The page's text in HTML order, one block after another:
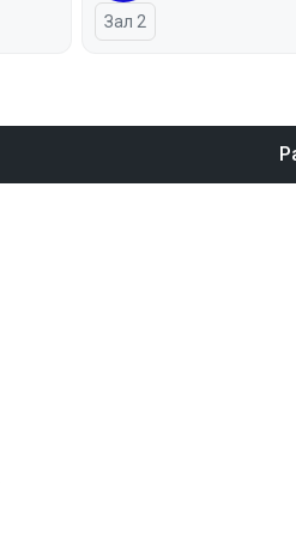
Зал 2